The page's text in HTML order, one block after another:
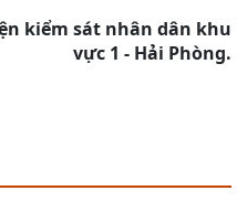
kiểm sát nhân dân khu
vực 1 - Hải Phòng.